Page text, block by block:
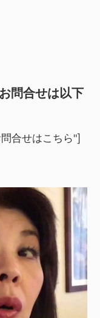
問合せは以下
合せはこちら"]